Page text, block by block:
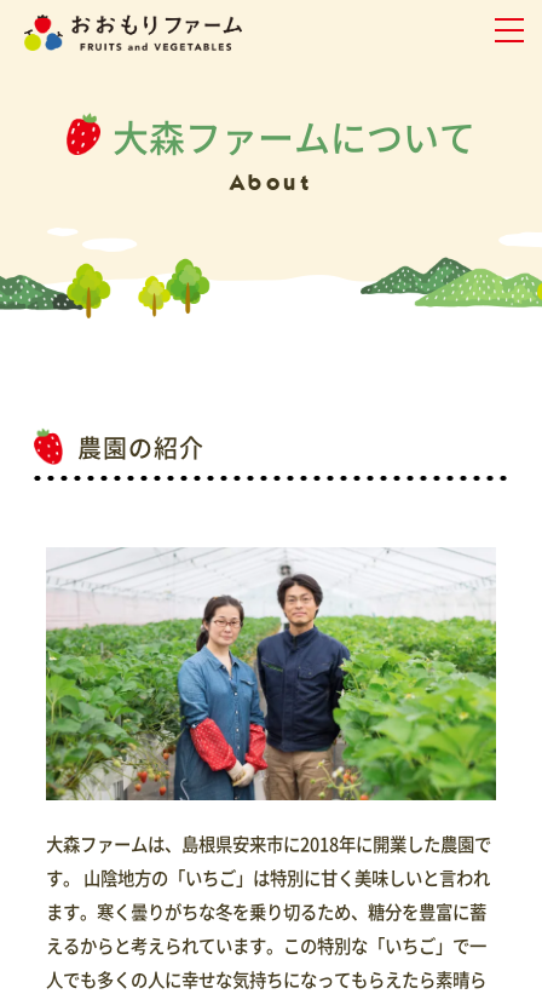
大森ファームについて
About
農園の紹介
大森ファームは、島根県安来市に2018年に開業した農園で
す。 山陰地方の「いちご」は特別に甘く美味しいと言われ
ます。寒く曇りがちな冬を乗り切るため、糖分を豊富に蓄
えるからと考えられています。この特別な「いちご」で一
人でも多くの人に幸せな気持ちになってもらえたら素晴ら